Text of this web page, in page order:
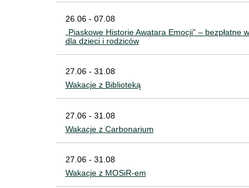
26.06 - 07.08
„Piaskowe Historie Awatara Emocji” – bezpłatne
dla dzieci i rodziców
27.06 - 31.08
Wakacje z Biblioteką
27.06 - 31.08
Wakacje z Carbonarium
27.06 - 31.08
Wakacje z MOSiR-em